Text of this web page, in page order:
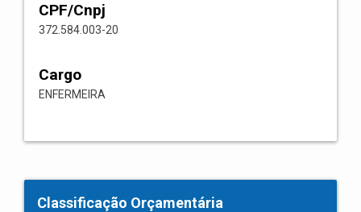
CPF/Cnpj
372.584.003-20
Cargo
ENFERMEIRA
Classificação Orçamentária